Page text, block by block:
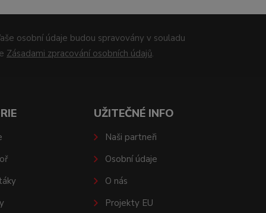
osobní údaje budou spravovány v souladu
Zásadami zpracování osobních údajů.
UŽITEČNÉ INFO
Naši partneři
Osobní údaje
O nás
Projekty EU